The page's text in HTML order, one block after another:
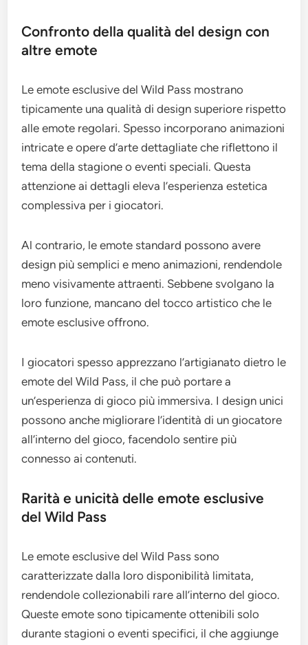
Confronto della qualità del design con
altre emote
Le emote esclusive del Wild Pass mostrano
tipicamente una qualità di design superiore rispetto
alle emote regolari. Spesso incorporano animazioni
intricate e opere d’arte dettagliate che riflettono il
tema della stagione o eventi speciali. Questa
attenzione ai dettagli eleva l’esperienza estetica
complessiva per i giocatori.
Al contrario, le emote standard possono avere
design più semplici e meno animazioni, rendendole
meno visivamente attraenti. Sebbene svolgano la
loro funzione, mancano del tocco artistico che le
emote esclusive offrono.
I giocatori spesso apprezzano l’artigianato dietro le
emote del Wild Pass, il che può portare a
un’esperienza di gioco più immersiva. I design unici
possono anche migliorare l’identità di un giocatore
all’interno del gioco, facendolo sentire più
connesso ai contenuti.
Rarità e unicità delle emote esclusive
del Wild Pass
Le emote esclusive del Wild Pass sono
caratterizzate dalla loro disponibilità limitata,
rendendole collezionabili rare all’interno del gioco.
Queste emote sono tipicamente ottenibili solo
durante stagioni o eventi specifici, il che aggiunge